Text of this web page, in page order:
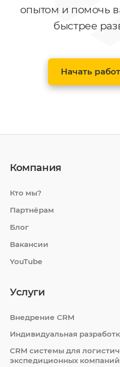
опытом и помочь
быстрее
Начать
Компания
Кто мы?
Партнёрам
Блог
Вакансии
YouTube
Услуги
Внедрение CRM
Индивидуальная
СRM системы для
экспедиционных компаний